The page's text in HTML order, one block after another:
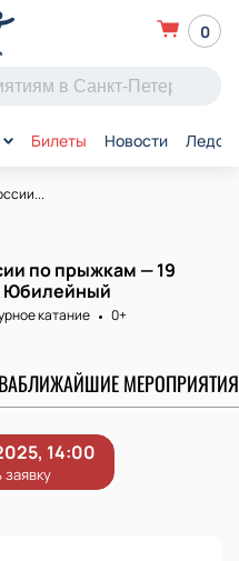
0
Билеты Новости
по прыжкам — 19
Юбилейный
катание
0+
БЛИЖАЙШИЕ МЕРОПРИЯТИЯ